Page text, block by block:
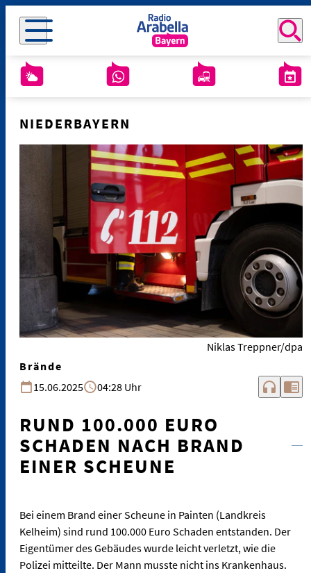
NIEDERBAYERN
Niklas Treppner/dpa
Brände
15.06.2025
04:28 Uhr headphones chrome_reader_mode
RUND 100.000 EURO
SCHADEN NACH BRAND
EINER SCHEUNE
Bei einem Brand einer Scheune in Painten (Landkreis
Kelheim) sind rund 100.000 Euro Schaden entstanden. Der
Eigentümer des Gebäudes wurde leicht verletzt, wie die
Polizei mitteilte. Der Mann musste nicht ins Krankenhaus.